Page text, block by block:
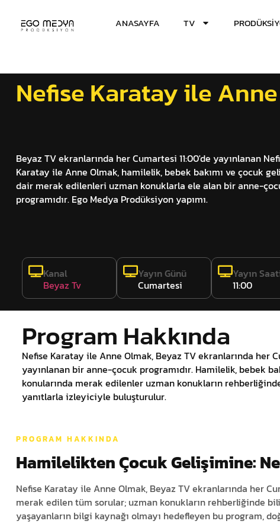
ANASAYFA TV
Nefise Karatay ile
Beyaz TV ekranlarında her Cumartesi 11:00'de yayınlanan
Karatay ile Anne Olmak, hamilelik, bebek bakımı ve çocuk
dair merak edilenleri uzman konuklarla ele alan bir anne-
programıdır. Ego Medya Prodüksiyon yapımı.
Kanal
Beyaz Tv
Yayın Günü
Cumartesi
Yayın
11:00
Program Hakkında
Nefise Karatay ile Anne Olmak, Beyaz TV ekranlarında her
yayınlanan bir anne-çocuk programıdır. Hamilelik, bebek
konularında merak edilenler uzman konukların
yanıtlarla izleyiciyle buluşturulur.
PROGRAM HAKKINDA
Hamilelikten Çocuk Gelişimine:
Nefise Karatay ile Anne Olmak, Beyaz TV ekranlarında her
merak edilen tüm sorular; uzman konukların rehberliğinde
yaşayanların bilgi kaynağı olmayı hedefleyen bu program,